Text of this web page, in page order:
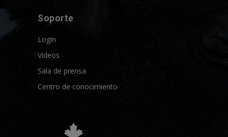
Soporte
Login
Videos
Sala de prensa
Centro de conocimiento